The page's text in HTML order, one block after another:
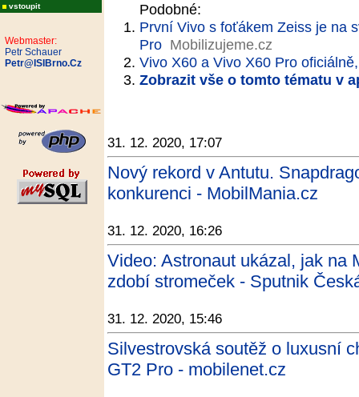
vstoupit
Webmaster:
Petr Schauer
Petr@ISIBrno.Cz
Podobné:
První Vivo s foťákem Zeiss je na
Pro Mobilizujeme.cz
Vivo X60 a Vivo X60 Pro
Zobrazit vše o tomto tématu v
31. 12. 2020, 17:07
Nový rekord v Antutu.
konkurenci - MobilMania.cz
31. 12. 2020, 16:26
Video: Astronaut ukázal, jak na
zdobí stromeček - Sputnik
31. 12. 2020, 15:46
Silvestrovská soutěž o luxusní
GT2 Pro - mobilenet.cz